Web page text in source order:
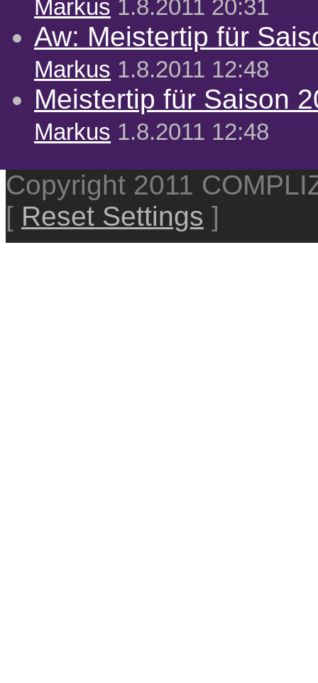
Markus 1.8.2011 20:31
Aw: Meistertip für
Markus 1.8.2011 12:48
Meistertip für Saison
Markus 1.8.2011 12:48
Copyright 2011
[ Reset Settings ]